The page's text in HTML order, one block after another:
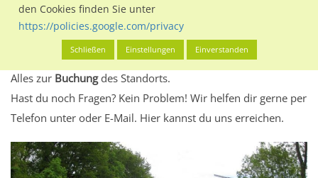
eventuelle Beschränkungen in den zugelassenen
Werbeinhalten informieren.
Alles klar? Dann findest du direkt im unteren Teil dieser Seite
Alles zur Buchungdes Standorts.
Hast du noch Fragen? Kein Problem! Wir helfen dir gerne per
Telefon unter oder E-Mail. Hier kannst du uns erreichen.
den Cookies finden Sie unter
https://policies.google.com/privacy
Schließen Einstellungen Einverstanden